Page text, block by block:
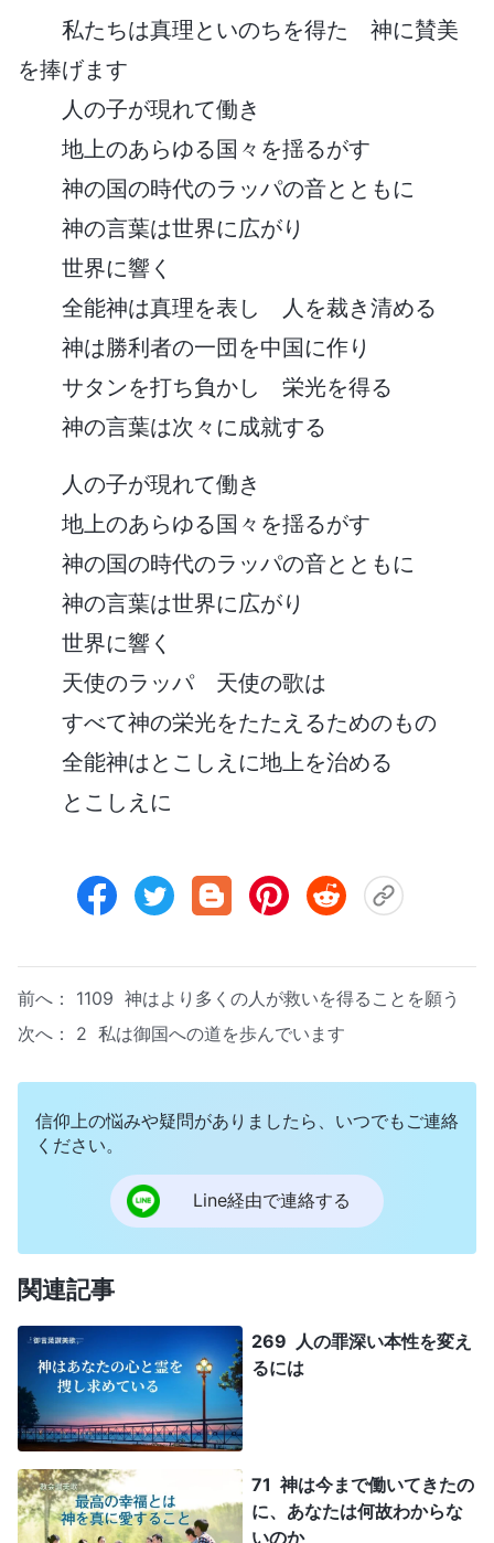
私たちは真理といのちを得た 神に賛美
を捧げます
人の子が現れて働き
地上のあらゆる国々を揺るがす
神の国の時代のラッパの音とともに
神の言葉は世界に広がり
世界に響く
全能神は真理を表し 人を裁き清める
神は勝利者の一団を中国に作り
サタンを打ち負かし 栄光を得る
神の言葉は次々に成就する
人の子が現れて働き
地上のあらゆる国々を揺るがす
神の国の時代のラッパの音とともに
神の言葉は世界に広がり
世界に響く
天使のラッパ 天使の歌は
すべて神の栄光をたたえるためのもの
全能神はとこしえに地上を治める
とこしえに
前へ： 1109 神はより多くの人が救いを得ることを願う
次へ： 2 私は御国への道を歩んでいます
信仰上の悩みや疑問がありましたら、いつでもご連絡
ください。
Line経由で連絡する
関連記事
269 人の罪深い本性を変え
るには
71 神は今まで働いてきたの
に、あなたは何故わからな
いのか